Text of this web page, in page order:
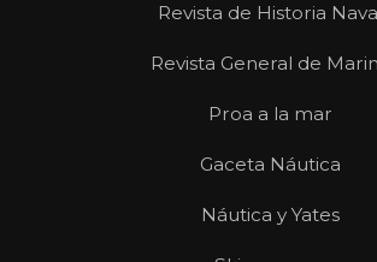
Revista de Historia
Revista General de
Proa a la mar
Gaceta Náutica
Náutica y Yates